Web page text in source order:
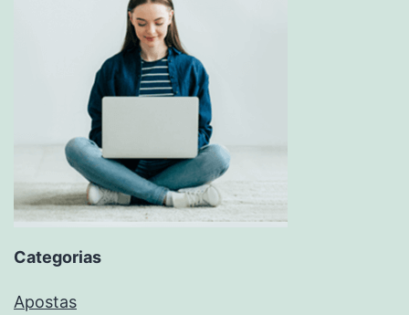
Categorias
Apostas